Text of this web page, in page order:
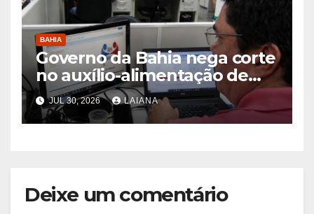
BAHIA
Governo da Bahia nega corte
no auxílio-alimentação de
servidores Reda
JUL 30, 2026 LAIANA
Deixe um comentário